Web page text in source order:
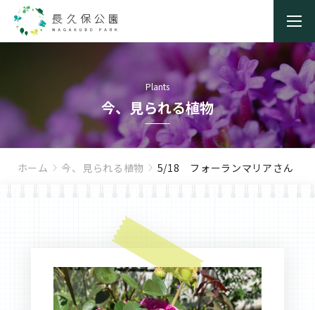
Plants
今、見られる植物
ホーム 今、見られる植物 5/18 フォーランマリアさん